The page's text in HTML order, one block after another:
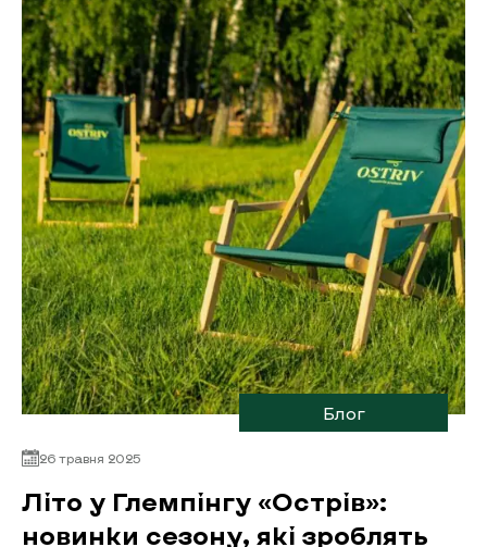
Блог
26 травня 2025
Літо у Глемпінгу «Острів»:
новинки сезону, які зроблять